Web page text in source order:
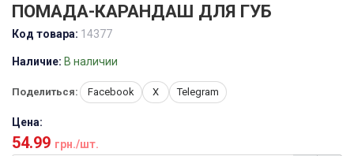
ПОМАДА-КАРАНДАШ ДЛЯ ГУБ
Код товара: 14377
Наличие: В наличии
Поделиться: Facebook X Telegram
Цена:
54.99 грн./шт.